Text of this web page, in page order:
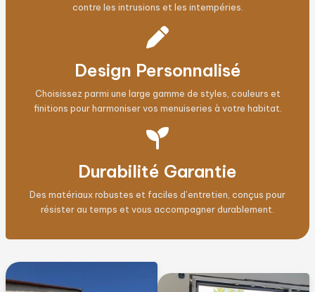
contre les intrusions et les intempéries.
Design Personnalisé
Choisissez parmi une large gamme de styles, couleurs et
finitions pour harmoniser vos menuiseries à votre habitat.
Durabilité Garantie
Des matériaux robustes et faciles d’entretien, conçus pour
résister au temps et vous accompagner durablement.